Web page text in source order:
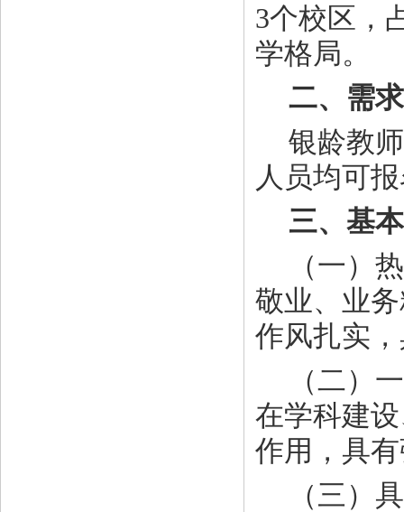
3个校区，
学格局。
二、需
银龄教
人员均可
三、基
（一）
敬业、业
作风扎实
（二）
在学科建
作用，具
（三）